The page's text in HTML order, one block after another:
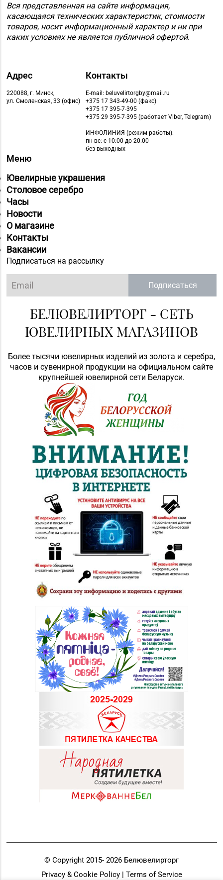
Вся представленная на сайте информация,
касающаяся технических характеристик, стоимости
товаров, носит информационный характер и ни при
каких условиях не является публичной офертой.
Адрес
220088, г. Минск,
ул. Смоленская, 33 (офис)
Контакты
E-mail: beluvelirtorgby@mail.ru
+375 17 343-49-00 (факс)
+375 17 395-7-395
+375 29 395-7-395 (работает Viber, Telegram)
ИНФОЛИНИЯ (режим работы):
пн-вс: с 10:00 до 20:00
без выходных
Меню
Ювелирные украшения
Столовое серебро
Часы
Новости
О магазине
Контакты
Вакансии
Подписаться на рассылку
Подписаться
БЕЛЮВЕЛИРТОРГ - СЕТЬ
ЮВЕЛИРНЫХ МАГАЗИНОВ
Более тысячи ювелирных изделий из золота и серебра,
часов и сувенирной продукции на официальном сайте
крупнейшей ювелирной сети Беларуси.
© Copyright 2015- 2026 Белювелирторг
Privacy & Cookie Policy | Terms of Service